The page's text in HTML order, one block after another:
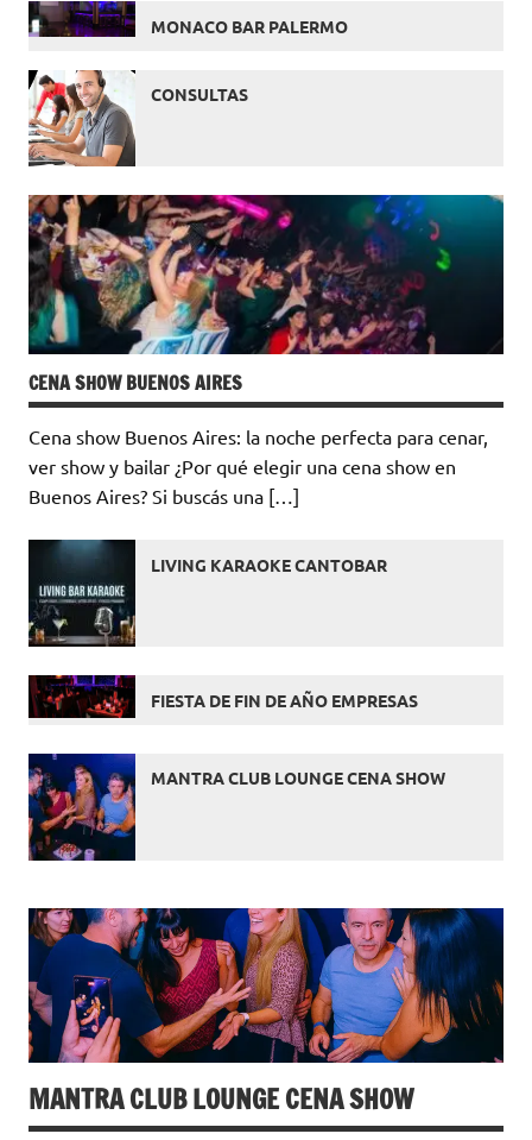
MONACO BAR PALERMO
CONSULTAS
CENA SHOW BUENOS AIRES
Cena show Buenos Aires: la noche perfecta para cenar,
ver show y bailar ¿Por qué elegir una cena show en
Buenos Aires? Si buscás una […]
LIVING KARAOKE CANTOBAR
FIESTA DE FIN DE AÑO EMPRESAS
MANTRA CLUB LOUNGE CENA SHOW
MANTRA CLUB LOUNGE CENA SHOW